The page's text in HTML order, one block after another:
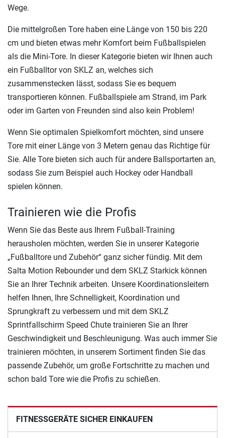
FITNESSGERÄTE SICHER EINKAUFEN
Wege.
Die mittelgroßen Tore haben eine Länge von 150 bis 220
cm und bieten etwas mehr Komfort beim Fußballspielen
als die Mini-Tore. In dieser Kategorie bieten wir Ihnen auch
ein Fußballtor von SKLZ an, welches sich
zusammenstecken lässt, sodass Sie es bequem
transportieren können. Fußballspiele am Strand, im Park
oder im Garten von Freunden sind also kein Problem!
Wenn Sie optimalen Spielkomfort möchten, sind unsere
Tore mit einer Länge von 3 Metern genau das Richtige für
Sie. Alle Tore bieten sich auch für andere Ballsportarten an,
sodass Sie zum Beispiel auch Hockey oder Handball
spielen können.
Trainieren wie die Profis
Wenn Sie das Beste aus Ihrem Fußball-Training
herausholen möchten, werden Sie in unserer Kategorie
„Fußballtore und Zubehör“ ganz sicher fündig. Mit dem
Salta Motion Rebounder und dem SKLZ Starkick können
Sie an Ihrer Technik arbeiten. Unsere Koordinationsleitern
helfen Ihnen, Ihre Schnelligkeit, Koordination und
Sprungkraft zu verbessern und mit dem SKLZ
Sprintfallschirm Speed Chute trainieren Sie an Ihrer
Geschwindigkeit und Beschleunigung. Was auch immer Sie
trainieren möchten, in unserem Sortiment finden Sie das
passende Zubehör, um große Fortschritte zu machen und
schon bald Tore wie die Profis zu schießen.